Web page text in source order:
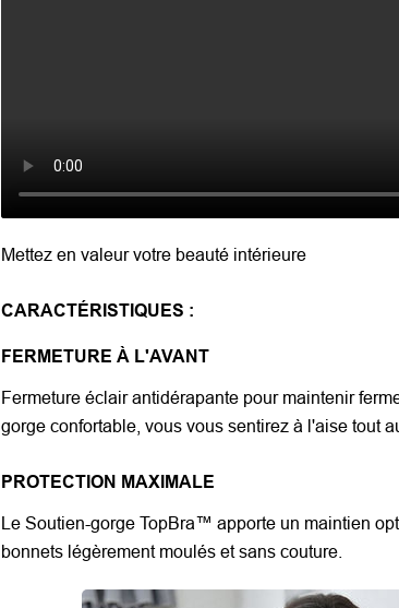
Mettez en valeur votre beauté intérieure
CARACTÉRISTIQUES :
FERMETURE À L'AVANT
Fermeture éclair antidérapante pour maintenir
gorge confortable, vous vous sentirez à l'aise tout
PROTECTION MAXIMALE
Le Soutien-gorge TopBra™ apporte un maintien
bonnets légèrement moulés et sans couture.